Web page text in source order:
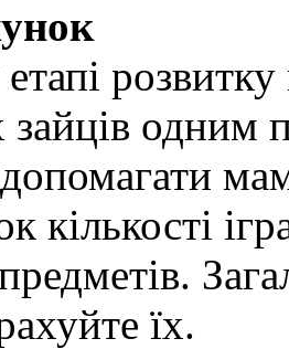
зайців одним
допомагати
кількості
їх.